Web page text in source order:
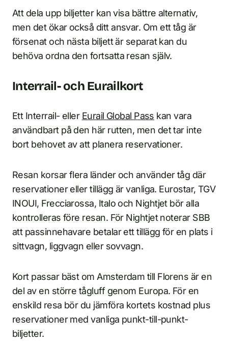
Att dela upp biljetter kan visa bättre alternativ,
men det ökar också ditt ansvar. Om ett tåg är
försenat och nästa biljett är separat kan du
behöva ordna den fortsatta resan själv.
Interrail- och Eurailkort
Ett Interrail- eller Eurail Global Pass kan vara
användbart på den här rutten, men det tar inte
bort behovet av att planera reservationer.
Resan korsar flera länder och använder tåg där
reservationer eller tillägg är vanliga. Eurostar, TGV
INOUI, Frecciarossa, Italo och Nightjet bör alla
kontrolleras före resan. För Nightjet noterar SBB
att passinnehavare betalar ett tillägg för en plats i
sittvagn, liggvagn eller sovvagn.
Kort passar bäst om Amsterdam till Florens är en
del av en större tågluff genom Europa. För en
enskild resa bör du jämföra kortets kostnad plus
reservationer med vanliga punkt-till-punkt-
biljetter.